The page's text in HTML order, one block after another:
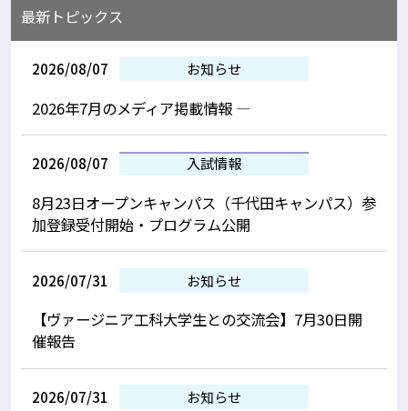
最新トピックス
2026/08/07 お知らせ
2026年7月のメディア掲載情報 —
2026/08/07 入試情報
8月23日オープンキャンパス（千代田キャンパス）参
加登録受付開始・プログラム公開
2026/07/31 お知らせ
【ヴァージニア工科大学生との交流会】7月30日開
催報告
2026/07/31 お知らせ